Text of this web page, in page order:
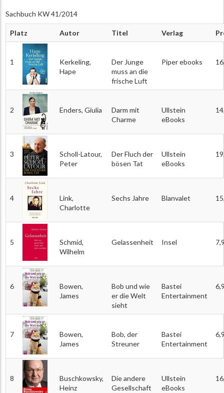
Sachbuch KW 41/2014
Platz Autor Titel Verlag
1
Kerkeling,
Hape
Der Junge
muss an die
frische Luft
Piper ebooks
2 Enders, Giulia
Darm mit
Charme
Ullstein
eBooks
3
Scholl-Latour,
Peter
Der Fluch der
bösen Tat
Ullstein
eBooks
4
Link,
Charlotte
Sechs Jahre Blanvalet
5
Schmid,
Wilhelm
Gelassenheit Insel
6
Bowen,
James
Bob und wie
er die Welt
sieht
Bastei
Entertainment
7
Bowen,
James
Bob, der
Streuner
Bastei
Entertainment
8
Buschkowsky,
Heinz
Die andere
Gesellschaft
Ullstein
eBooks